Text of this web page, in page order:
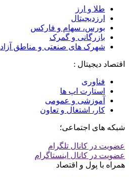
طلا و ارز
ارزدیجیتال
بورس، سهام و فارکس
بازرگانی و گمرک
شهرک های صنعتی و مناطق آزاد
اقتصاد دیجیتال :
فناوری
استارت اپ ها
آموزشی و عمومی
کار، اشتغال و تعاون
شبکه های اجتماعی؛
عضویت در کانال تلگرام
عضویت در کانال اینستاگرام
همراه با پول و اقتصاد